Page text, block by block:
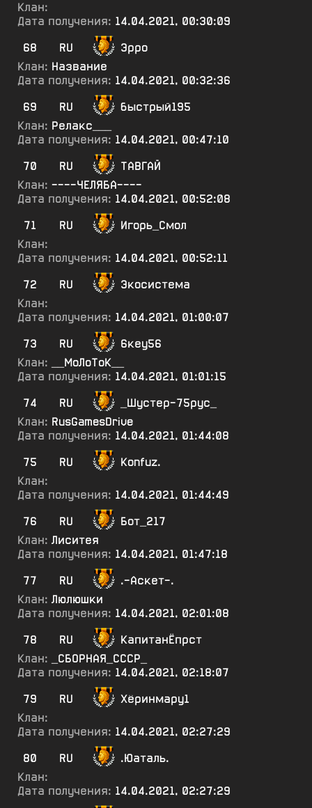
Клан:
Дата получения: 14.04.2021, 00:30:09
68
RU
Эрро
Клан: Название
Дата получения: 14.04.2021, 00:32:36
69
RU
быстрый195
Клан: Релакс___
Дата получения: 14.04.2021, 00:47:10
70
RU
ТАВГАЙ
Клан: ----ЧЕЛЯБА----
Дата получения: 14.04.2021, 00:52:08
71
RU
Игорь_Смол
Клан:
Дата получения: 14.04.2021, 00:52:11
72
RU
Экосистема
Клан:
Дата получения: 14.04.2021, 01:00:07
73
RU
6кеу56
Клан:
__МоЛоТоК__
Дата получения: 14.04.2021, 01:01:15
74
RU
_Шустер-75рус_
Клан: RusGamesDrive
Дата получения: 14.04.2021, 01:44:08
75
RU
Konfuz.
Клан:
Дата получения: 14.04.2021, 01:44:49
76
RU
Бот_217
Клан: Лиситея
Дата получения: 14.04.2021, 01:47:18
77
RU
.-Аскет-.
Клан: Люлюшки
Дата получения: 14.04.2021, 02:01:08
78
RU
КапитанЁпрст
Клан:
_СБОРНАЯ_СССР_
Дата получения: 14.04.2021, 02:18:07
79
RU
Хёринмару1
Клан:
Дата получения: 14.04.2021, 02:27:29
80
RU
.Юаталь.
Клан:
Дата получения: 14.04.2021, 02:27:29